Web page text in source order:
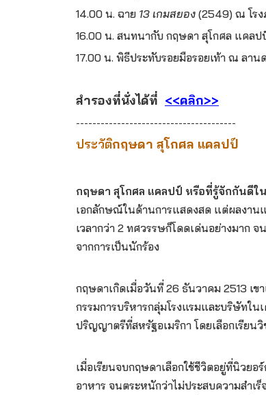
14.00 น. ฉาย 13 เกมสยอง (2549) ณ โร
16.00 น. สนทนากับ กฤษดา สุโกศล แคลป
17.00 น. พิธีประทับรอยมือรอยเท้า ณ ลาน
สำรองที่นั่งได้ที่ <<คลิก>>
---------------------------------------
ประวัติกฤษดา สุโกศล แคลปป์
กฤษดา สุโกศล แคลปป์ หรือที่รู้จักกันดีใ
เอกลักษณ์ในด้านการแสดงสด แต่ผลงาน
เวลากว่า 2 ทศวรรษก็โดดเด่นอย่างมาก
จากการเป็นนักร้อง
กฤษดาเกิดเมื่อวันที่ 26 ธันวาคม 2513 เ
กรรมการบริหารกลุ่มโรงแรมและบริษัทใน
ปริญญาตรีที่สหรัฐอเมริกา โดยเลือกเรียน
เมื่อเรียนจบกฤษดาเลือกใช้ชีวิตอยู่ที่นิวยอ
อาหาร จนตระหนักว่าไม่ประสบความสำเ